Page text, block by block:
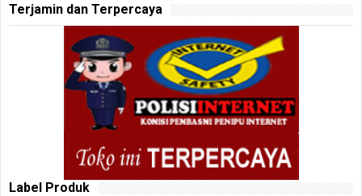
Terjamin dan Terpercaya
Label Produk